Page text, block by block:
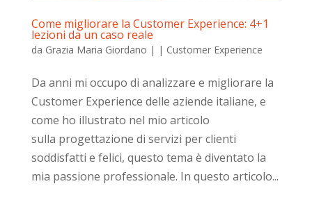
Come migliorare la Customer Experience: 4+1
lezioni da un caso reale
da Grazia Maria Giordano | | Customer Experience
Da anni mi occupo di analizzare e migliorare la
Customer Experience delle aziende italiane, e
come ho illustrato nel mio articolo
sulla progettazione di servizi per clienti
soddisfatti e felici, questo tema è diventato la
mia passione professionale. In questo articolo...